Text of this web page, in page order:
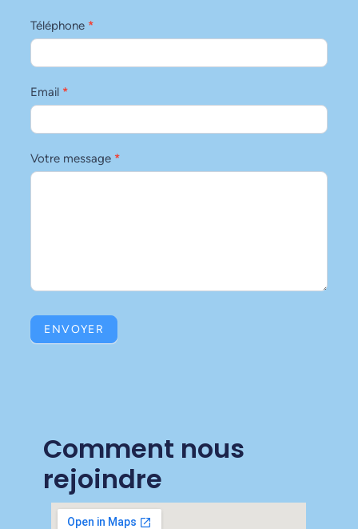
Téléphone *
Email *
Votre message *
ENVOYER
Comment nous
rejoindre